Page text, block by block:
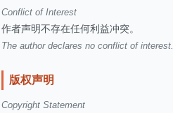
Conflict of Interest
作者声明不存在任何利益冲突。
The author declares no conflict of interest.
版权声明
Copyright Statement